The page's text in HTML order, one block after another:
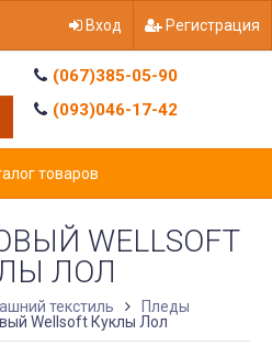
Вход Регистрация
(067)385-05-90
(093)046-17-42
товаров
WELLSOFT
ЛОЛ
текстиль
Пледы
Wellsoft Куклы Лол